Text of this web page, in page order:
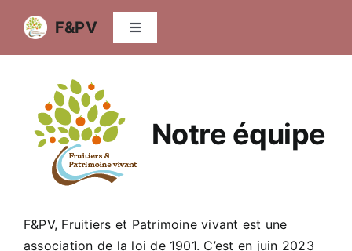
contenu
F&PV
Navigation
Qui sommes-nous
Agroforesterie fruitière
Variétés fruitières
Notre équipe
F&PV, Fruitiers et Patrimoine vivant est une
association de la loi de 1901. C’est en juin 2023